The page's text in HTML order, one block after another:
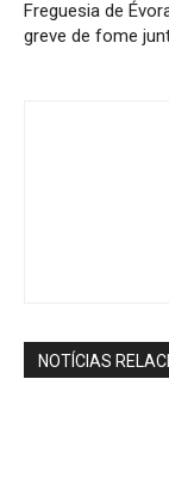
Freguesia de
greve de fome
NOTÍCIAS